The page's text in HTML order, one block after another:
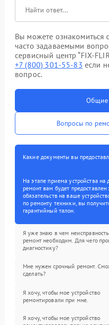
Вы можете
часто задаваемыми
сервисный центр “FIX-
+7 (800) 301-55-83 если
вопрос.
Общие
Вопросы по
Какие документы вы
На этапе приема устройства
ремонт вам будет
обязательств на ваше
по ремонту техники, вы
гарантийный талон.
Я уже знаю в чем
ремонт необходим. Для чего
диагностику?
Мне нужен срочный ремонт.
сделать?
Я хочу, чтобы мое устройство
ремонтировали при мне.
Я хочу, чтобы мое устройство